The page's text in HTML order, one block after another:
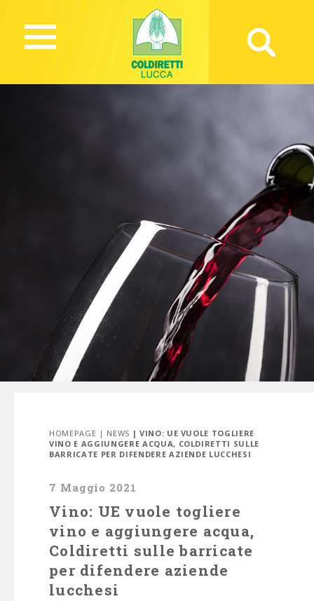
HOMEPAGE | NEWS | VINO: UE VUOLE TOGLIERE
VINO E AGGIUNGERE ACQUA, COLDIRETTI SULLE
BARRICATE PER DIFENDERE AZIENDE LUCCHESI
7 Maggio 2021
Vino: UE vuole togliere
vino e aggiungere acqua,
Coldiretti sulle barricate
per difendere aziende
lucchesi